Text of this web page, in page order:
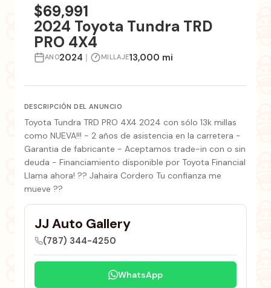
$69,991
2024 Toyota Tundra TRD
PRO 4X4
ANO2024 | MILLAJE13,000 mi
DESCRIPCIÓN DEL ANUNCIO
Toyota Tundra TRD PRO 4X4 2024 con sólo 13k millas
como NUEVA!!! - 2 años de asistencia en la carretera -
Garantia de fabricante - Aceptamos trade-in con o sin
deuda - Financiamiento disponible por Toyota Financial
Llama ahora! ?? Jahaira Cordero Tu confianza me
mueve ??
JJ Auto Gallery
(787) 344-4250
WhatsApp